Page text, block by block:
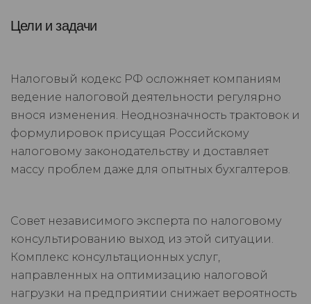
Цели и задачи
Налоговый кодекс РФ осложняет компаниям
ведение налоговой деятельности регулярно
внося изменения. Неоднозначность трактовок и
формулировок присущая Российскому
налоговому законодательству и доставляет
массу проблем даже для опытных бухгалтеров.
Совет независимого эксперта по налоговому
консультированию выход из этой ситуации.
Комплекс консультационных услуг,
направленных на оптимизацию налоговой
нагрузки на предприятии снижает вероятность